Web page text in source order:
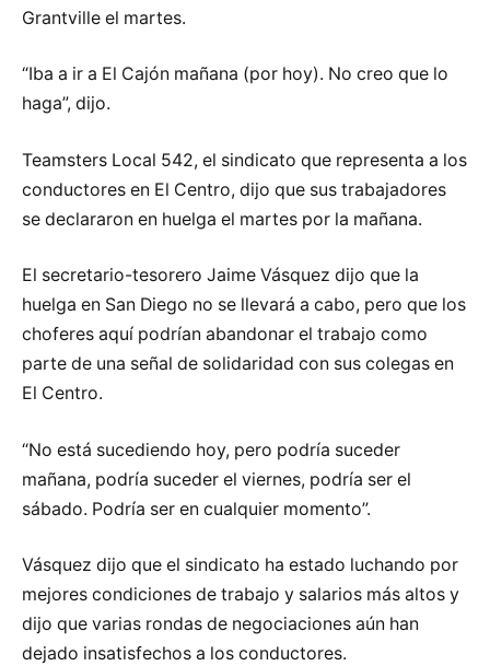
Grantville el martes.
“Iba a ir a El Cajón mañana (por hoy). No creo que lo
haga”, dijo.
Teamsters Local 542, el sindicato que representa a los
conductores en El Centro, dijo que sus trabajadores
se declararon en huelga el martes por la mañana.
El secretario-tesorero Jaime Vásquez dijo que la
huelga en San Diego no se llevará a cabo, pero que los
choferes aquí podrían abandonar el trabajo como
parte de una señal de solidaridad con sus colegas en
El Centro.
“No está sucediendo hoy, pero podría suceder
mañana, podría suceder el viernes, podría ser el
sábado. Podría ser en cualquier momento”.
Vásquez dijo que el sindicato ha estado luchando por
mejores condiciones de trabajo y salarios más altos y
dijo que varias rondas de negociaciones aún han
dejado insatisfechos a los conductores.